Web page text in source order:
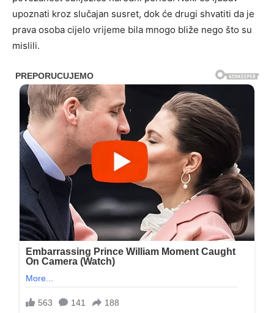
upoznati kroz slučajan susret, dok će drugi shvatiti da je
prava osoba cijelo vrijeme bila mnogo bliže nego što su
mislili.